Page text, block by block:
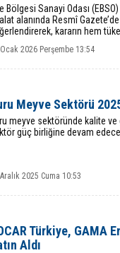
Bölgesi Sanayi Odası
alanında Resmî
kararın hem
2026 Perşembe 13:54
Meyve Sektörü
meyve sektöründe kalite
güç birliğine devam
2025 Cuma 10:53
Türkiye, GAMA
Aldı